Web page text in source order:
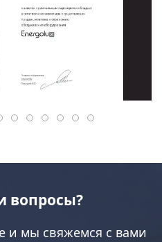
вопросы?
и мы свяжемся с вами